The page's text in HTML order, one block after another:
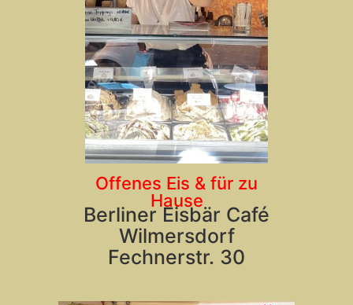
Offenes Eis & für zu
Hause
Berliner Eisbär Café
Wilmersdorf
Fechnerstr. 30